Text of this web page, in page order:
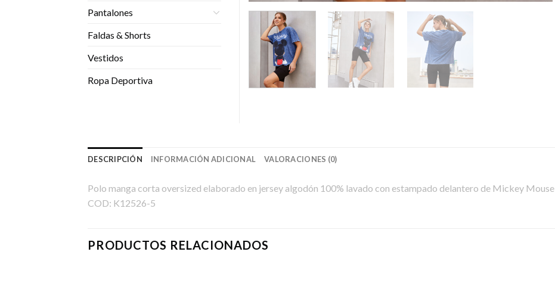
Pantalones
Faldas & Shorts
Vestidos
Ropa Deportiva
DESCRIPCIÓN INFORMACIÓN ADICIONAL VALORACIONES (0)
Polo manga corta oversized elaborado en jersey algodón 100% lavado con estampado delantero de Mickey Mouse
COD: K12526-5
PRODUCTOS RELACIONADOS